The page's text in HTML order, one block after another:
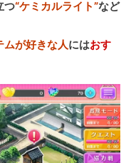
つ“ケミカルライト”など
ムが好きな人にはおす